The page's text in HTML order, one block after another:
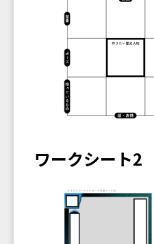
ワークシート2